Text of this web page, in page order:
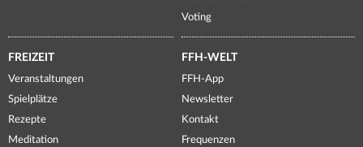
Voting
FREIZEIT
Veranstaltungen
Spielplätze
Rezepte
Meditation
FFH-WELT
FFH-App
Newsletter
Kontakt
Frequenzen